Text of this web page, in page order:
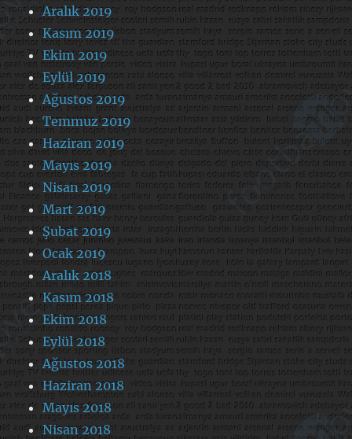
Aralık 2019
Kasım 2019
Ekim 2019
Eylül 2019
Ağustos 2019
Temmuz 2019
Haziran 2019
Mayıs 2019
Nisan 2019
Mart 2019
Şubat 2019
Ocak 2019
Aralık 2018
Kasım 2018
Ekim 2018
Eylül 2018
Ağustos 2018
Haziran 2018
Mayıs 2018
Nisan 2018